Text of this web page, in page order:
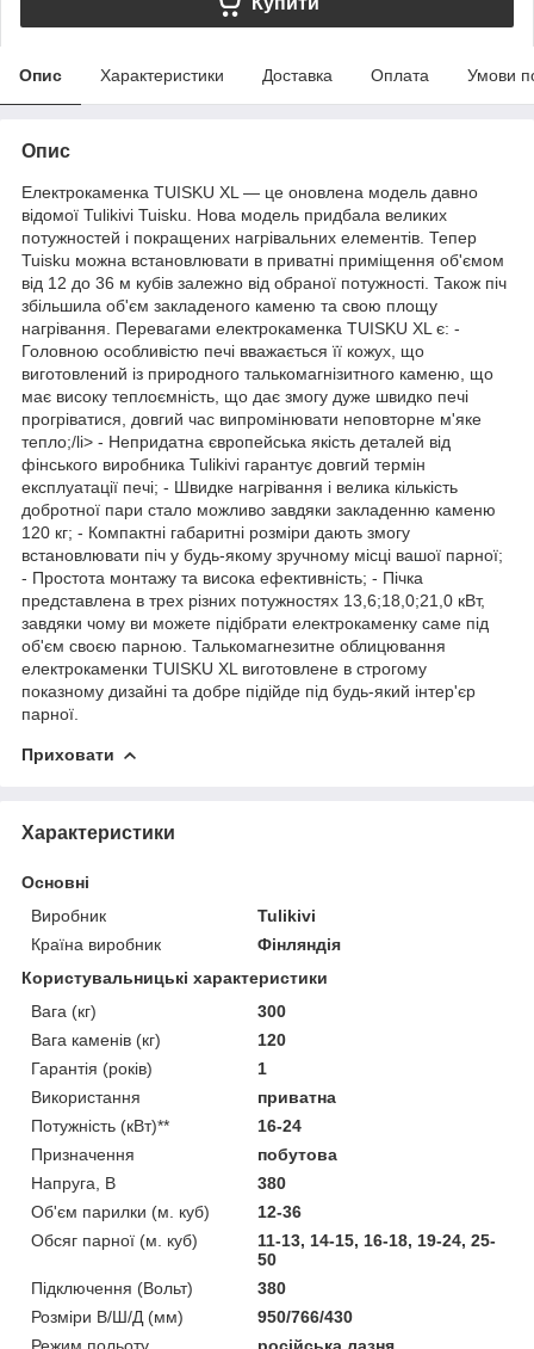
Опис Характеристики Доставка Оплата Умови
Опис
Електрокаменка TUISKU XL — це оновлена модель давно
відомої Tulikivi Tuisku. Нова модель придбала великих
потужностей і покращених нагрівальних елементів. Тепер
Tuisku можна встановлювати в приватні приміщення об'ємом
від 12 до 36 м кубів залежно від обраної потужності. Також піч
збільшила об'єм закладеного каменю та свою площу
нагрівання. Перевагами електрокаменка TUISKU XL є: -
Головною особливістю печі вважається її кожух, що
виготовлений із природного талькомагнізитного каменю, що
має високу теплоємність, що дає змогу дуже швидко печі
прогріватися, довгий час випромінювати неповторне м'яке
тепло;/li> - Непридатна європейська якість деталей від
фінського виробника Tulikivi гарантує довгий термін
експлуатації печі; - Швидке нагрівання і велика кількість
добротної пари стало можливо завдяки закладенню каменю
120 кг; - Компактні габаритні розміри дають змогу
встановлювати піч у будь-якому зручному місці вашої парної;
- Простота монтажу та висока ефективність; - Пічка
представлена в трех різних потужностях 13,6;18,0;21,0 кВт,
завдяки чому ви можете підібрати електрокаменку саме під
об'єм своєю парною. Талькомагнезитне облицювання
електрокаменки TUISKU XL виготовлене в строгому
показному дизайні та добре підійде під будь-який інтер'єр
парної.
Приховати
Характеристики
Основні
Виробник
Tulikivi
Країна виробник
Фінляндія
Користувальницькі характеристики
Вага (кг)
300
Вага каменів (кг)
120
Гарантія (років)
1
Використання
приватна
Потужність (кВт)**
16-24
Призначення
побутова
Напруга, В
380
Об'єм парилки (м. куб)
12-36
Обсяг парної (м. куб)
11-13, 14-15, 16-18, 19-24, 25-
50
Підключення (Вольт)
380
Розміри В/Ш/Д (мм)
950/766/430
Режим польоту
російська лазня